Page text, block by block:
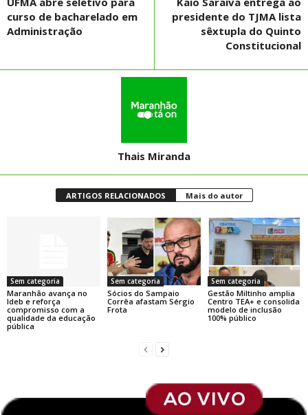
curso de bacharelado em
Administração
presidente do TJMA lista
sêxtupla do Quinto
Constitucional
Thais Miranda
ARTIGOS RELACIONADOS Mais do autor
Sem categoria
Maranhão avança no
Ideb e reforça
compromisso com a
qualidade da educação
pública
Sem categoria
Sócios do Sampaio
Corrêa afastam Sérgio
Frota
Sem categoria
Gestão Miltinho amplia
Centro TEA+ e consolida
modelo de inclusão
100% público